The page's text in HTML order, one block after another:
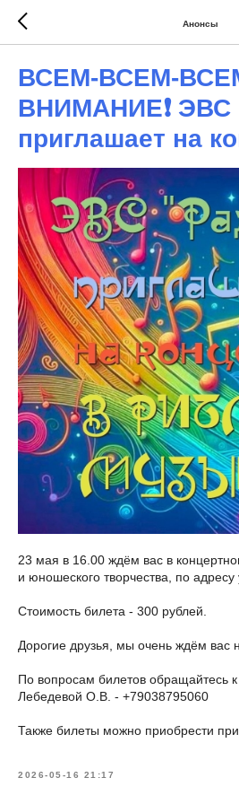
Анонсы
ВСЕМ-ВСЕМ-
ВНИМАНИЕ❗
приглашает на
23 мая в 16.00 ждём вас в
и юношеского творчества, по
Стоимость билета - 300 рублей.
Дорогие друзья, мы очень ждём вас
По вопросам билетов обращайтесь к
Лебедевой О.В. - +79038795060
Также билеты можно приобрести при
2026-05-16 21:17